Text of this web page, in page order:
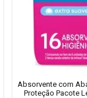
Absorvente com
Proteção Pacote